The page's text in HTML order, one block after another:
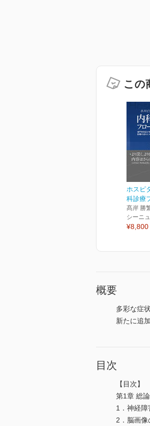
この
ホスピ
科診療
髙岸 勝
シーニュ
¥8,800
概要
多彩な症
新たに追
目次
【目次】
第1章 総論
1．神経
2．脳画像